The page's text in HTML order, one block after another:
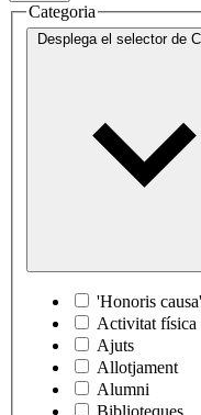
Categoria
Desplega el selector de
'Honoris causa'
Activitat física
Ajuts
Allotjament
Alumni